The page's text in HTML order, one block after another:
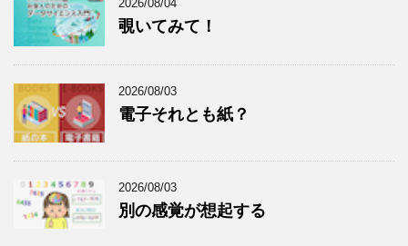
2026/08/04
覗いてみて！
2026/08/03
電子それとも紙？
2026/08/03
別の感覚が想起する